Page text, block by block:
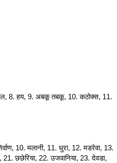
8. हय, 9. अबकू तबकू, 10. कठोक्स, 11.
10. मलानी, 11. धुरा, 12. मडरेवा, 13.
छछेरिया, 22. उजवानिया, 23. देवडा,